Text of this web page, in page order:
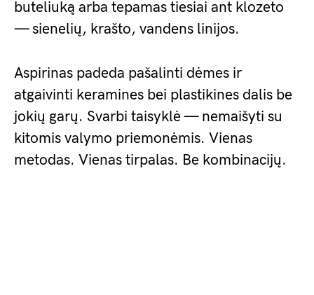
buteliuką arba tepamas tiesiai ant klozeto
— sienelių, krašto, vandens linijos.
Aspirinas padeda pašalinti dėmes ir
atgaivinti keramines bei plastikines dalis be
jokių garų. Svarbi taisyklė — nemaišyti su
kitomis valymo priemonėmis. Vienas
metodas. Vienas tirpalas. Be kombinacijų.